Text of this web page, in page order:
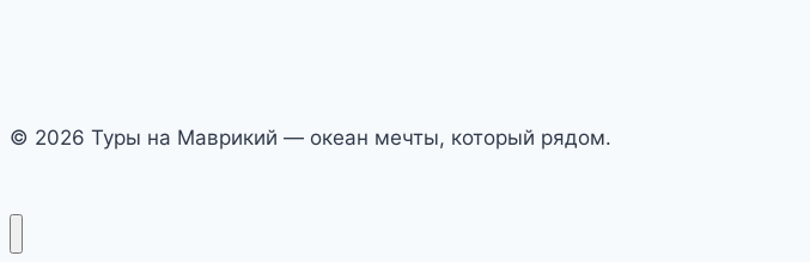
© 2026 Туры на Маврикий — океан мечты, который рядом.